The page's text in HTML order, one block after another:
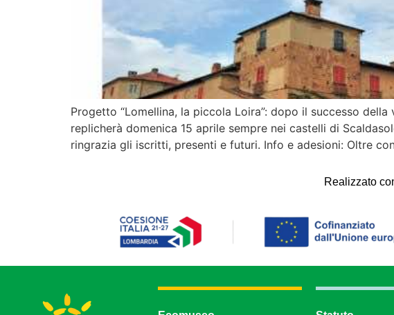
Progetto “Lomellina, la piccola Loira”: dopo il successo
replicherà domenica 15 aprile sempre nei castelli di
ringrazia gli iscritti, presenti e futuri. Info e adesioni: Oltre
Realizzato